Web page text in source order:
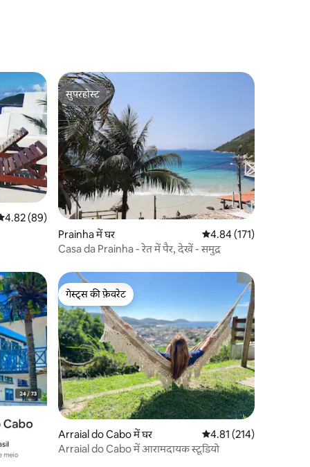
रेटिंग 5 में से 4.82, 89 समीक्षाएँ
4.82 (89)
सुपरहोस्ट
सुपरहोस्ट
Prainha में घर औसत रेटिंग 5 में से 4.84,
4.84 (171)
Casa da Prainha - रेत में पैर, देखें - समुद्र
गेस्ट्स की फ़ेवरेट
गेस्ट्स की फ़ेवरेट
Arraial do Cabo में घर औसत रेटिंग 5 में से 4.81,
4.81 (214)
Arraial do Cabo में आरामदायक स्टूडियो